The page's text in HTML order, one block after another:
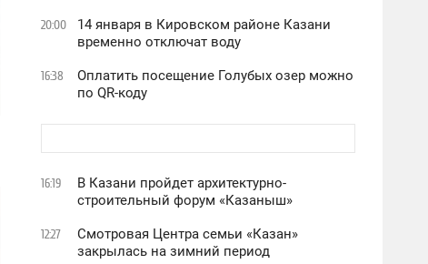
20:00
14 января в Кировском районе Казани
временно отключат воду
16:38
Оплатить посещение Голубых озер можно
по QR-коду
16:19
В Казани пройдет архитектурно-
строительный форум «Казаныш»
12:27
Смотровая Центра семьи «Казан»
закрылась на зимний период